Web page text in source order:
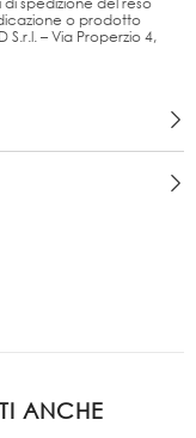
o prodotto
– Via Properzio 4,
ANCHE